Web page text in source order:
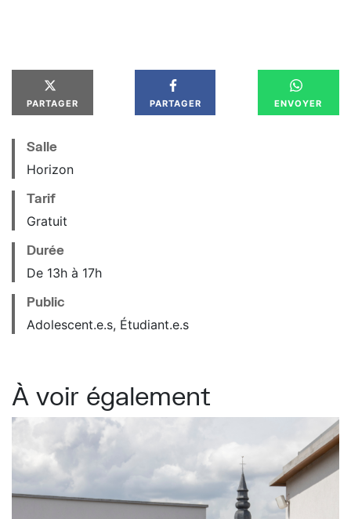
PARTAGER PARTAGER ENVOYER
Salle
Horizon
Tarif
Gratuit
Durée
De 13h à 17h
Public
Adolescent.e.s, Étudiant.e.s
À voir également